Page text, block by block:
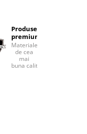
Produse
premium.
Materiale
de cea
mai
buna calitate.